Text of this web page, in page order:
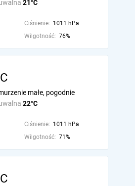
21°C
Ciśnienie: 1011 hPa
Wilgotność: 76%
22°C
małe, pogodnie
Ciśnienie: 1011 hPa
Wilgotność: 71%